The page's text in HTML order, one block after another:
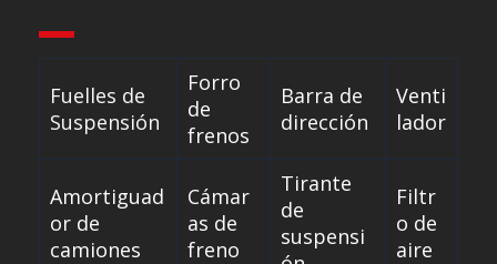
Fuelles de
Suspensión
Forro
de
frenos
Barra de
dirección
Venti
lador
Amortiguad
or de
camiones
Cámar
as de
freno
Tirante
de
suspensi
Filtr
o de
aire